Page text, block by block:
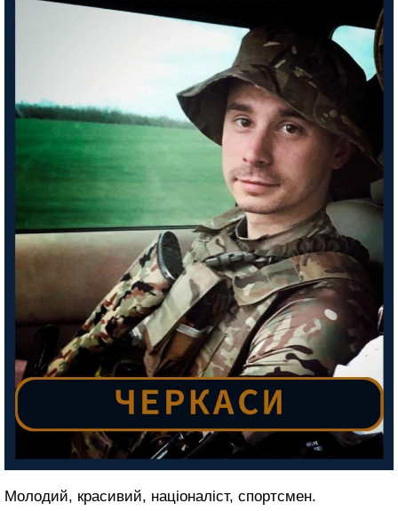
Молодий, красивий, націоналіст, спортсмен.